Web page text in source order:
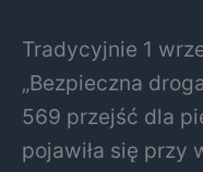
Tradycyjnie 1
„Bezpieczna
569 przejść dla
pojawiła się przy